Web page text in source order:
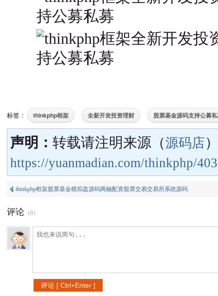
标签： thinkphp框架 全新开发投资理财 股票基金源码支持公募
声明： 转载请注明来源（源码店
https://yuanmadian.com/thinkphp/
thinkphp框架股票基金模拟盘源码两融配资股票交易交易所系统源码
评论 （0）